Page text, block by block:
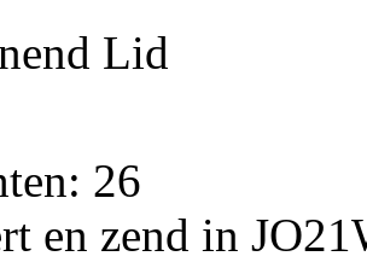
Lid
26
en zend in